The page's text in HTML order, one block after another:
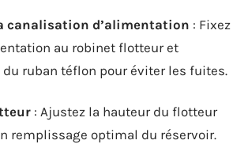
canalisation d’alimentation : Fixez
au robinet flotteur et
du ruban téflon pour éviter les fuites.
: Ajustez la hauteur du flotteur
remplissage optimal du réservoir.